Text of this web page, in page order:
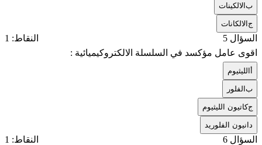
بالالكينات
جالالكانات
السؤال 5
النقاط: 1
اقوى عامل مؤكسد في السلسلة الالكتروكيميائية :
الليثيوم
بالفلور
جكاتيون الليثيوم
انيون الفلوريد
السؤال 6
النقاط: 1